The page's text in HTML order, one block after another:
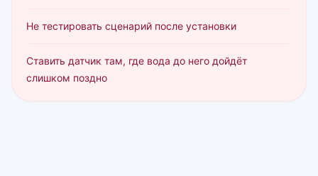
Не тестировать сценарий после установки
Ставить датчик там, где вода до него дойдёт
слишком поздно